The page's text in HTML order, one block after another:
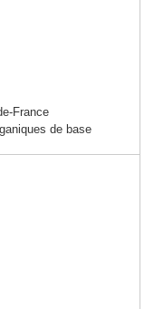
France
de base